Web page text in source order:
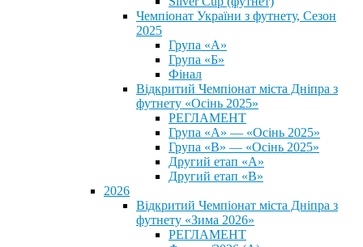
Чемпіонат України з футнету, Сезон
2025
Група «А»
Група «Б»
Фінал
Відкритий Чемпіонат міста Дніпра з
футнету «Осінь 2025»
РЕГЛАМЕНТ
Група «А» — «Осінь 2025»
Група «В» — «Осінь 2025»
Другий етап «А»
Другий етап «В»
2026
Відкритий Чемпіонат міста Дніпра з
футнету «Зима 2026»
РЕГЛАМЕНТ